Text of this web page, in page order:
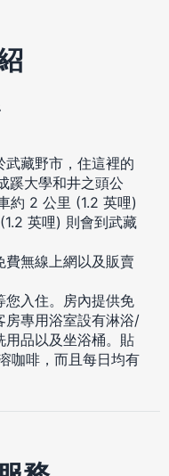
武藏野市，住這裡的
蹊大學和井之頭公
約 2 公里 (1.2 英哩)
英哩) 則會到武藏
費無線上網以及販賣
您入住。房內提供免
房專用浴室設有淋浴/
用品以及坐浴桶。貼
咖啡，而且每日均有